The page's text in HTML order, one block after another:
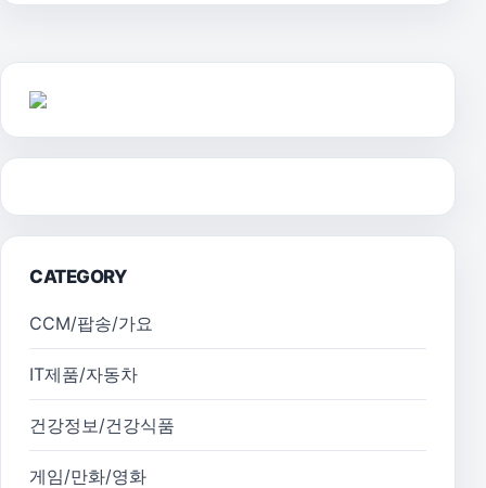
CATEGORY
CCM/팝송/가요
IT제품/자동차
건강정보/건강식품
게임/만화/영화